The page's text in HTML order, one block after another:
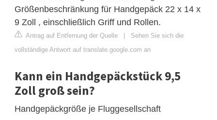
Größenbeschränkung für Handgepäck 22 x 14 x
9 Zoll , einschließlich Griff und Rollen.
Antrag auf Entfernung der Quelle | Sehen Sie sich die
vollständige Antwort auf translate.google.com an
Kann ein Handgepäckstück 9,5
Zoll groß sein?
Handgepäckgröße je Fluggesellschaft